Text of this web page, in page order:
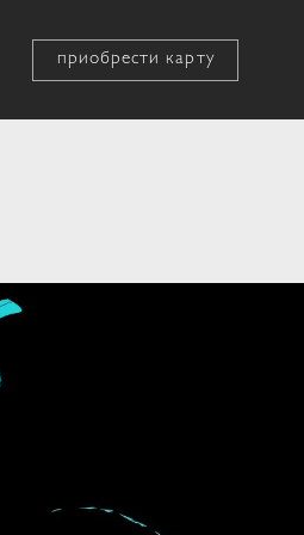
приобрести карту